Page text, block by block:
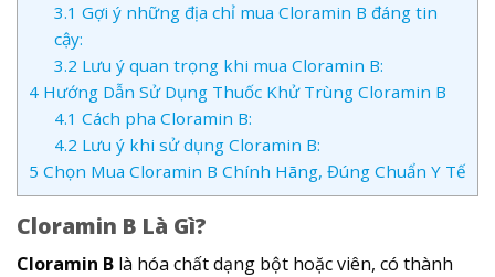
3.1 Gợi ý những địa chỉ mua Cloramin B đáng tin
cậy:
3.2 Lưu ý quan trọng khi mua Cloramin B:
4 Hướng Dẫn Sử Dụng Thuốc Khử Trùng Cloramin B
4.1 Cách pha Cloramin B:
4.2 Lưu ý khi sử dụng Cloramin B:
5 Chọn Mua Cloramin B Chính Hãng, Đúng Chuẩn Y Tế
Cloramin B Là Gì?
Cloramin B là hóa chất dạng bột hoặc viên, có thành